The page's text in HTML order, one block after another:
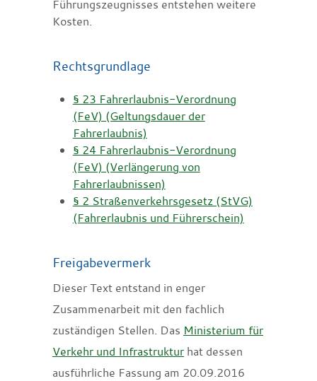
Führungszeugnisses entstehen weitere
Kosten.
Rechtsgrundlage
§ 23 Fahrerlaubnis-Verordnung
(FeV) (Geltungsdauer der
Fahrerlaubnis)
§ 24 Fahrerlaubnis-Verordnung
(FeV) (Verlängerung von
Fahrerlaubnissen)
§ 2 Straßenverkehrsgesetz (StVG)
(Fahrerlaubnis und Führerschein)
Freigabevermerk
Dieser Text entstand in enger
Zusammenarbeit mit den fachlich
zuständigen Stellen. Das Ministerium für
Verkehr und Infrastruktur hat dessen
ausführliche Fassung am 20.09.2016